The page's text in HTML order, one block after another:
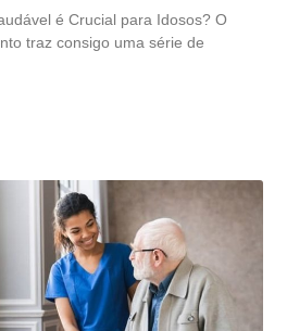
é Crucial para Idosos? O
traz consigo uma série de